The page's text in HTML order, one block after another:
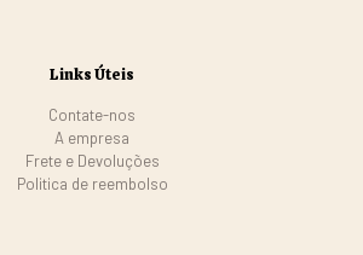
Links Úteis
Contate-nos
A empresa
Frete e Devoluções
Politica de reembolso